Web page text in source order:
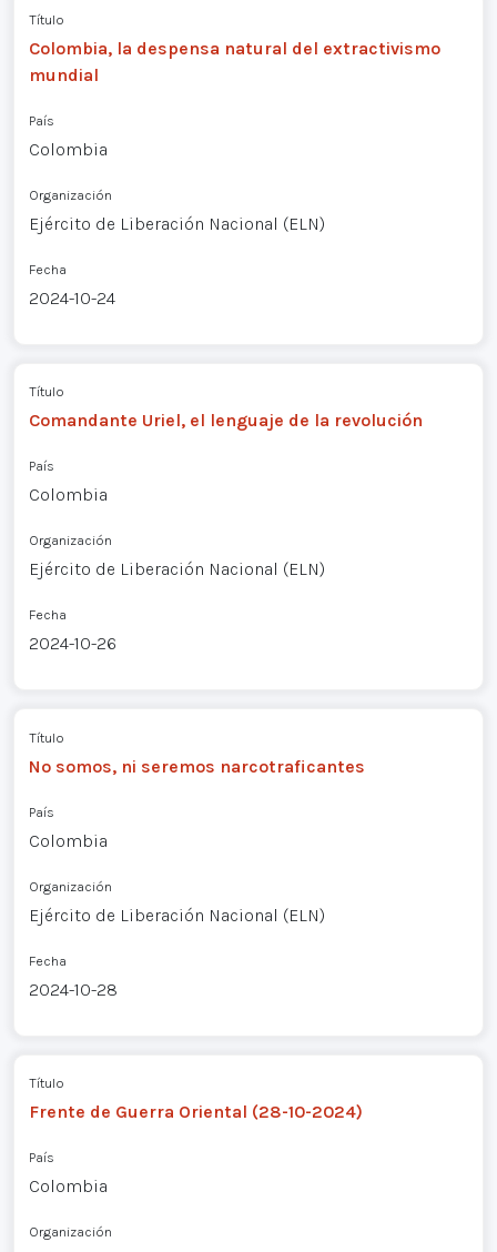
Título
Colombia, la despensa natural del extractivismo
mundial
País
Colombia
Organización
Ejército de Liberación Nacional (ELN)
Fecha
2024-10-24
Título
Comandante Uriel, el lenguaje de la revolución
País
Colombia
Organización
Ejército de Liberación Nacional (ELN)
Fecha
2024-10-26
Título
No somos, ni seremos narcotraficantes
País
Colombia
Organización
Ejército de Liberación Nacional (ELN)
Fecha
2024-10-28
Título
Frente de Guerra Oriental (28-10-2024)
País
Colombia
Organización